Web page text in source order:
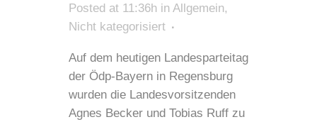
Posted at 11:36h in Allgemein,
Nicht kategorisiert
Auf dem heutigen Landesparteitag
der Ödp-Bayern in Regensburg
wurden die Landesvorsitzenden
Agnes Becker und Tobias Ruff zu